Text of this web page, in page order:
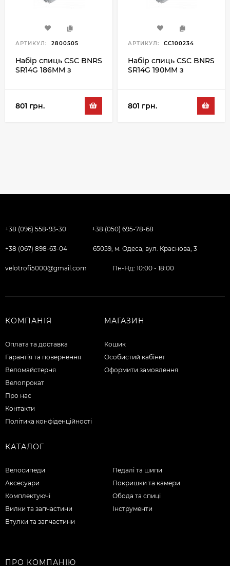
АРТИКУЛ: 2800505
Набір спиць CSC BNRS
SR14G 186MM з
801 грн.
АРТИКУЛ: CC100234
Набір спиць CSC BNRS
SR14G 190MM з
801 грн.
+38 (096) 558-93-30 +38 (050) 695-78-68
+38 (067) 898-63-04 65059, м. Одеса, вул. Краснова, 3
velotrofi5000@gmail.com Пн-Нд: 10:00 - 18:00
КОМПАНІЯ
Оплата та доставка
Гарантія та повернення
Веломайстерня
Велопрокат
Про нас
Контакти
Політика конфіденційності
МАГАЗИН
Кошик
Особистий кабінет
Оформити замовлення
КАТАЛОГ
Велосипеди
Аксесуари
Комплектуючі
Вилки та запчастини
Втулки та запчастини
Педалі та шипи
Покришки та камери
Обода та спиці
Інструменти
ПРО КОМПАНІЮ